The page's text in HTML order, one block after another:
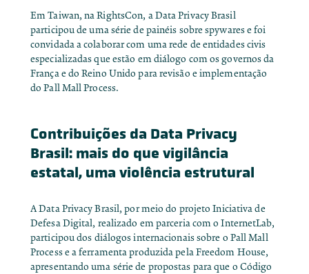
Em Taiwan, na RightsCon, a Data Privacy Brasil
participou de uma série de painéis sobre spywares e foi
convidada a colaborar com uma rede de entidades civis
especializadas que estão em diálogo com os governos da
França e do Reino Unido para revisão e implementação
do Pall Mall Process.
Contribuições da Data Privacy
Brasil: mais do que vigilância
estatal, uma violência estrutural
A Data Privacy Brasil, por meio do projetoIniciativa de
Defesa Digital, realizado em parceria com o InternetLab,
participou dos diálogos internacionais sobre o Pall Mall
Process e a ferramenta produzida pela Freedom House,
apresentando uma série de propostas para que o Código